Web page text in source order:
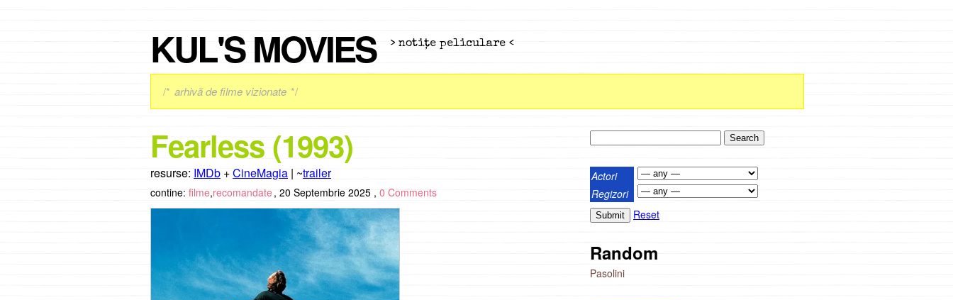
KUL'S MOVIES > notiţe peliculare <
/* arhivă de filme vizionate */
Fearless (1993)
resurse: IMDb +CineMagia | ~trailer
contine: filme,recomandate , 20 Septembrie 2025 , 0 Comments
Actori
Regizori
Reset
Random
Pasolini